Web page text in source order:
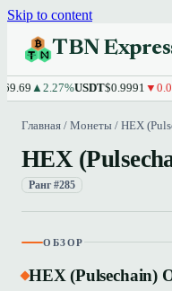
Skip to content
TBN
▲2.27%USDT$0.9991
Главная / Монеты / HEX
HEX
Ранг #285
ОБЗОР
HEX (Pulsechain)